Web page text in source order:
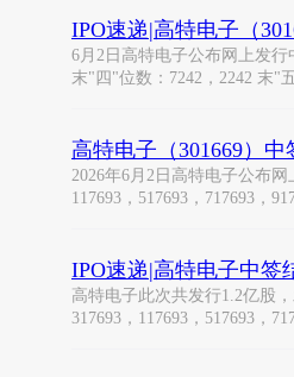
IPO速递|高特电子（
6月2日高特电子公布网上发行
末"四"位数：7242，2242 末"
高特电子（301669）
2026年6月2日高特电子公布
117693，517693，717693，
IPO速递|高特电子中签
高特电子此次共发行1.2亿股
317693，117693，517693，